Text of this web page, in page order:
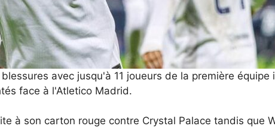
avec jusqu'à 11 joueurs de la première équipe
face à l'Atletico Madrid.
à son carton rouge contre Crystal Palace tandis que